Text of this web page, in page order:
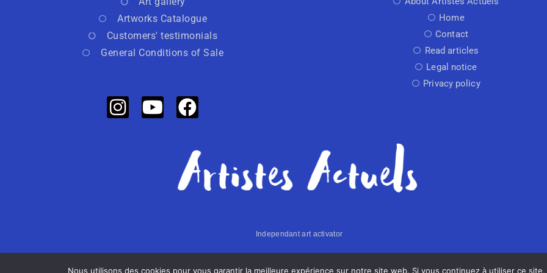
Artworks Catalogue
Customers' testimonials
General Conditions of Sale
Home
Contact
Read articles
Legal notice
Privacy policy
Independant art activator
Made with by
Nous utilisons des cookies pour vous garantir la meilleure expérience sur notre site web. Si vous continuez à utiliser ce